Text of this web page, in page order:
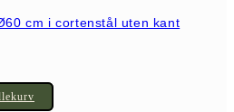
cm i cortenstål uten kant